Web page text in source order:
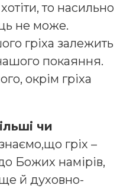
то насильно
не може.
гріха залежить
покаяння.
окрім гріха
чи
гріх –
Божих намірів,
й духовно-